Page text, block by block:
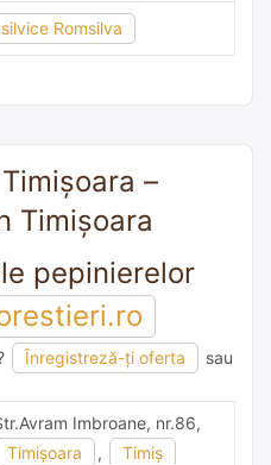
Romsilva
–
Timişoara
pepinierelor
Înregistreză-ți oferta
sau
Imbroane, nr.86,
Timişoara , Timiş